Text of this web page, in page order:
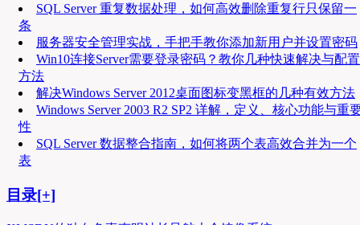
SQL Server 重复数据处理，如何高效删除重复行只保留一
条
服务器安全管理实战，手把手教你添加新用户并设置密码
Win10连接Server需要登录密码？教你几种快速解决与配置
方法
解决Windows Server 2012桌面图标变黑框的几种有效方法
Windows Server 2003 R2 SP2 详解，定义、核心功能与重
性
SQL Server 数据整合指南，如何将两个表高效合并为一个
表
目录[+]